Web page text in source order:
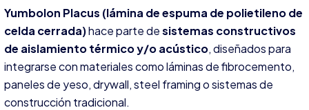
Yumbolon Placus (lámina de espuma de polietileno de
celda cerrada)hace parte desistemas constructivos
de aislamiento térmico y/o acústico, diseñados para
integrarse con materiales como láminas de fibrocemento,
paneles de yeso, drywall, steel framing o sistemas de
construcción tradicional.